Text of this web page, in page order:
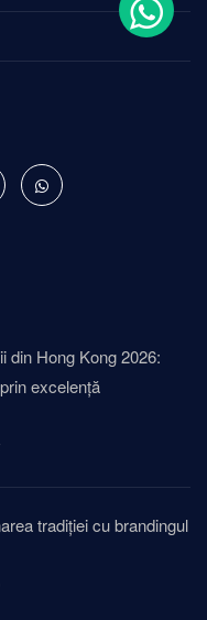
din Hong Kong 2026:
excelență
tradiției cu brandingul